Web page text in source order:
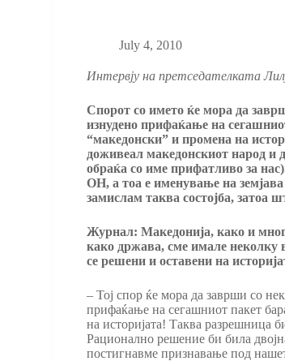
July 4, 2010
Интервју на претседателката
Спорот со името ќе мора да
изнудено прифаќање на
“македонски” и промена на
доживеал македонскиот народ и
обраќа со име прифатливо за
ОН, а тоа е именување на
замислам таква состојба, затоа
Журнал: Македонија, како и
како држава, сме имале неколку
се решени и оставени на
– Тој спор ќе мора да заврши со
прифаќање на сегашниот пакет
на историјата! Таква разрешница
Рационално решение би била
постигнавме признавање под